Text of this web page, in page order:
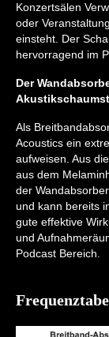
Konzertsälen
oder
einsteht. Der
hervorragend im
Der
Als
Acoustics ein
aufweisen. Aus
aus dem
der
und kann bereits
gute effektive
und